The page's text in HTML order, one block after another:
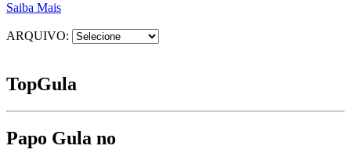
Saiba Mais
ARQUIVO:
TopGula
Papo Gula no